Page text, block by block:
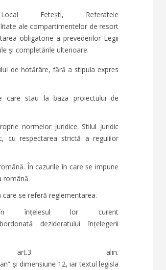
Fetești, Referatele
ale compartimentelor de resort
obligatorie a prevederilor Legii
și completările ulterioare.
de hotărâre, fără a stipula expres
care stau la baza proiectului de
normelor juridice. Stilul juridic
cu respectarea strictă a regulilor
În cazurile în care se impune
română.
se referă reglementarea.
înțelesul lor curent
dezideratului înțelegerii
art.3 alin.
și dimensiune 12, iar textul legisla